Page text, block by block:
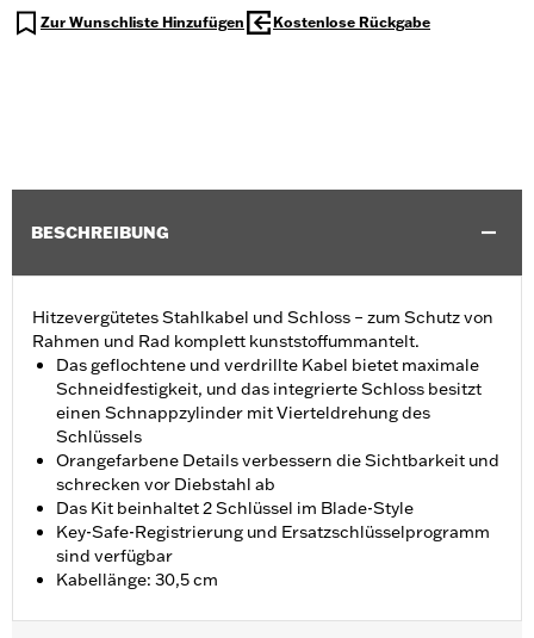
Zur Wunschliste Hinzufügen Kostenlose Rückgabe
BESCHREIBUNG
Hitzevergütetes Stahlkabel und Schloss – zum Schutz von
Rahmen und Rad komplett kunststoffummantelt.
Das geflochtene und verdrillte Kabel bietet maximale
Schneidfestigkeit, und das integrierte Schloss besitzt
einen Schnappzylinder mit Vierteldrehung des
Schlüssels
Orangefarbene Details verbessern die Sichtbarkeit und
schrecken vor Diebstahl ab
Das Kit beinhaltet 2 Schlüssel im Blade-Style
Key-Safe-Registrierung und Ersatzschlüsselprogramm
sind verfügbar
Kabellänge: 30,5 cm